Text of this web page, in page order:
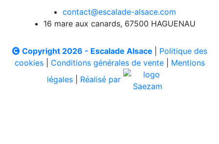
contact@escalade-alsace.com
16 mare aux canards, 67500 HAGUENAU
Copyright 2026 - Escalade Alsace
Politique des
cookies| Conditions générales de vente| Mentions
légales
Réalisé par